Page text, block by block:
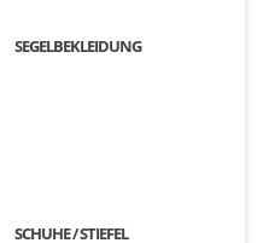
SEGELBEKLEIDUNG
SCHUHE / STIEFEL